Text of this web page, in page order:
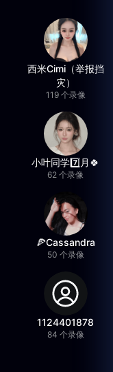
西米Cimi（举报挡
灾）
119 个录像
小叶同学7️⃣月🍀
62 个录像
🍕Cassandra
50 个录像
1124401878
84 个录像